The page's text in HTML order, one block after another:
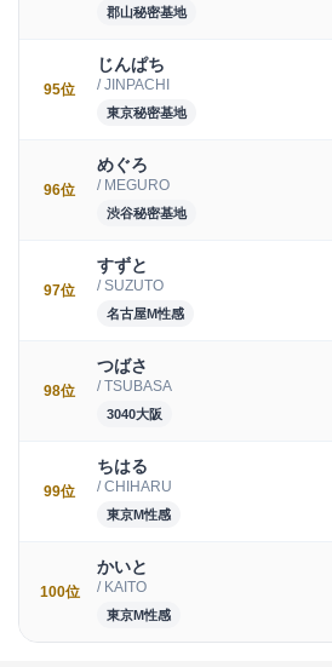
郡山秘密基地
95位
じんぱち
/ JINPACHI
東京秘密基地
96位
めぐろ
/ MEGURO
渋谷秘密基地
97位
すずと
/ SUZUTO
名古屋M性感
98位
つばさ
/ TSUBASA
3040大阪
99位
ちはる
/ CHIHARU
東京M性感
100位
かいと
/ KAITO
東京M性感